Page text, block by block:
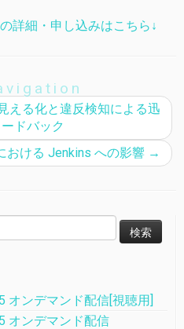
詳細・申し込みはこちら↓
える化と違反検知による迅
ドバック
おける Jenkins への影響 →
オンデマンド配信[視聴用]
オンデマンド配信